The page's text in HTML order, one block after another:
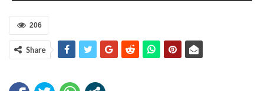
206
Share